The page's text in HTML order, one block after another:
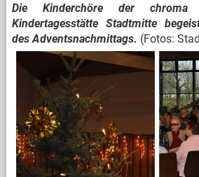
Die Kinderchöre der
Kindertagesstätte Stadtmitte
des Adventsnachmittags. (Fotos: